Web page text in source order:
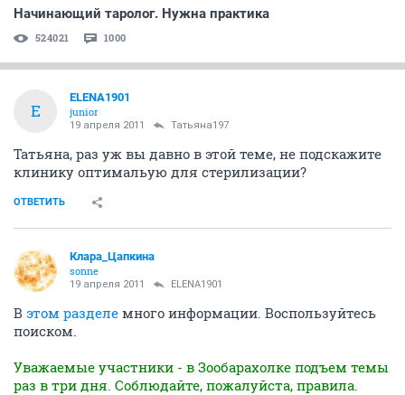
Начинающий таролог. Нужна практика
524021 1000
E
ELENA1901
junior
19 апреля 2011 Татьяна197
Татьяна, раз уж вы давно в этой теме, не подскажите
клинику оптимальую для стерилизации?
ОТВЕТИТЬ
Клара_Цапкина
sonne
19 апреля 2011 ELENA1901
В этом разделе много информации. Воспользуйтесь
поиском.
Уважаемые участники - в Зообарахолке подъем темы
раз в три дня. Соблюдайте, пожалуйста, правила.